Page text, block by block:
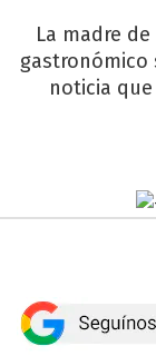
La madre
gastronómico
noticia